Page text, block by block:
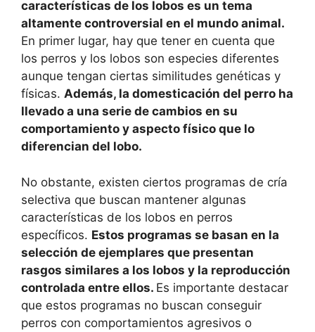
características de los lobos es un tema
altamente controversial en el mundo animal.
En primer lugar, hay que tener en cuenta que
los perros y los lobos son especies diferentes
aunque tengan ciertas similitudes genéticas y
físicas. Además, la domesticación del perro ha
llevado a una serie de cambios en su
comportamiento y aspecto físico que lo
diferencian del lobo.
No obstante, existen ciertos programas de cría
selectiva que buscan mantener algunas
características de los lobos en perros
específicos. Estos programas se basan en la
selección de ejemplares que presentan
rasgos similares a los lobos y la reproducción
controlada entre ellos. Es importante destacar
que estos programas no buscan conseguir
perros con comportamientos agresivos o